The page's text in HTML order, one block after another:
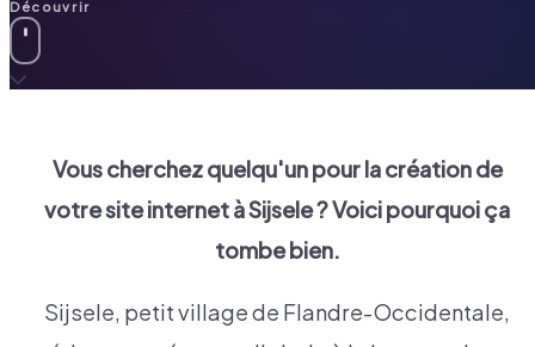
Découvrir
Vous cherchez quelqu'un pour la création de
votre site internet àSijsele? Voici pourquoi ça
tombe bien.
Sijsele, petit village de Flandre-Occidentale,